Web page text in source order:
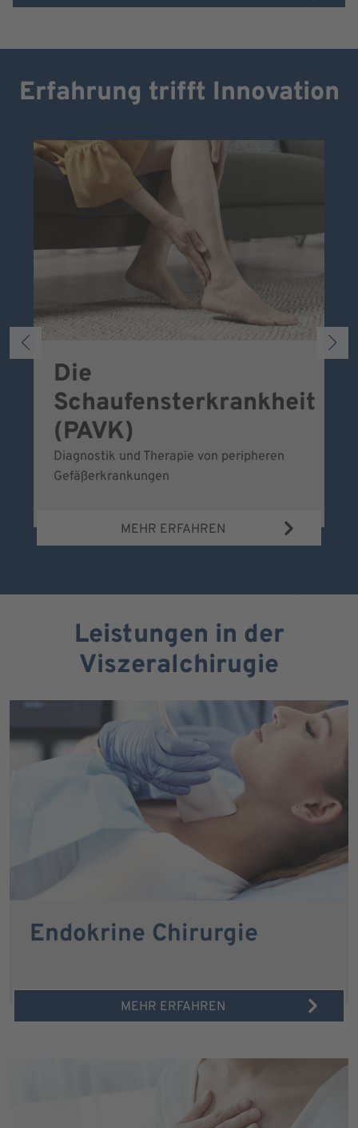
Erfahrung trifft Innovation
Die
Schaufensterkrankheit
(PAVK)
Diagnostik und Therapie von peripheren
Gefäßerkrankungen
MEHR ERFAHREN
Leistungen in der
Viszeralchirugie
Endokrine Chirurgie
MEHR ERFAHREN